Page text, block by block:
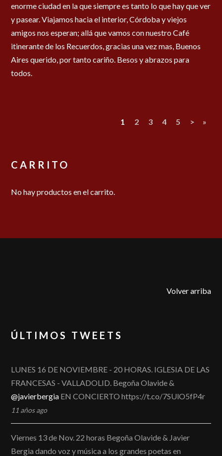
enorme ciudad en la que siempre es tanto lo que hay que ver
y pasear. Viajamos hacia el interior, Córdoba y viejos
amigos nos esperan; allá que vamos con nuestro Café
itinerante de los Recuerdos, gracias una vez mas, Buenos
Aires querido, por tanto cariño. Besos y abrazos para
todos.
1 2 3 4 5 > »
CARRITO
No hay productos en el carrito.
Volver arriba
ÚLTIMOS TWEETS
LUNES 16 DE NOVIEMBRE - 20 HORAS. IGLESIA DE LAS
FRANCESAS - VALLADOLID. Begoña Olavide &
@javierbergia EN CONCIERTO https://t.co/7SUlO5fP4r
11 años ago
Viernes 13 de Nov. 22 horas Begoña Olavide & Javier
Bergia dando voz y música a los grandes poetas en